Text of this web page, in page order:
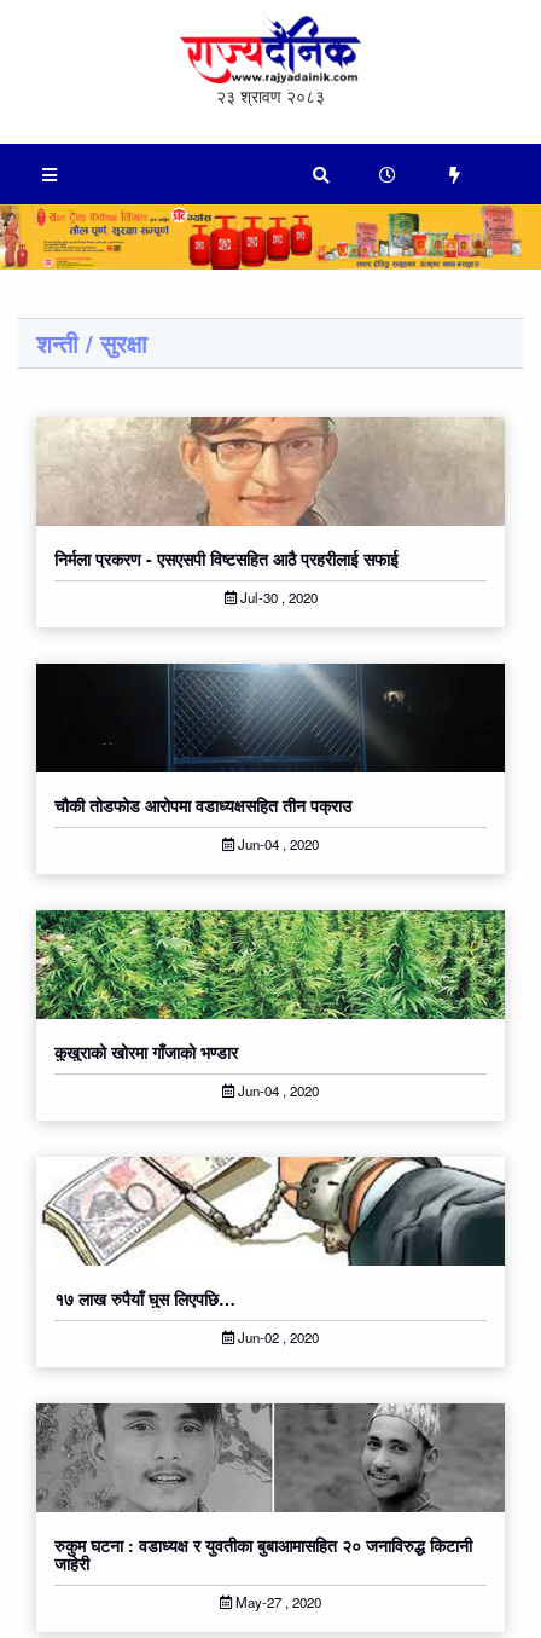
२३ श्रावण २०८३
शन्ती / सुरक्षा
निर्मला प्रकरण - एसएसपी विष्टसहित आठै प्रहरीलाई सफाई
Jul-30 , 2020
चौकी तोडफोड आरोपमा वडाध्यक्षसहित तीन पक्राउ
Jun-04 , 2020
कुखुराको खोरमा गाँजाको भण्डार
Jun-04 , 2020
१७ लाख रुपैयाँ घुस लिएपछि…
Jun-02 , 2020
रुकुम घटना : वडाध्यक्ष र युवतीका बुबाआमासहित २० जनाविरुद्ध किटानी
जाहेरी
May-27 , 2020